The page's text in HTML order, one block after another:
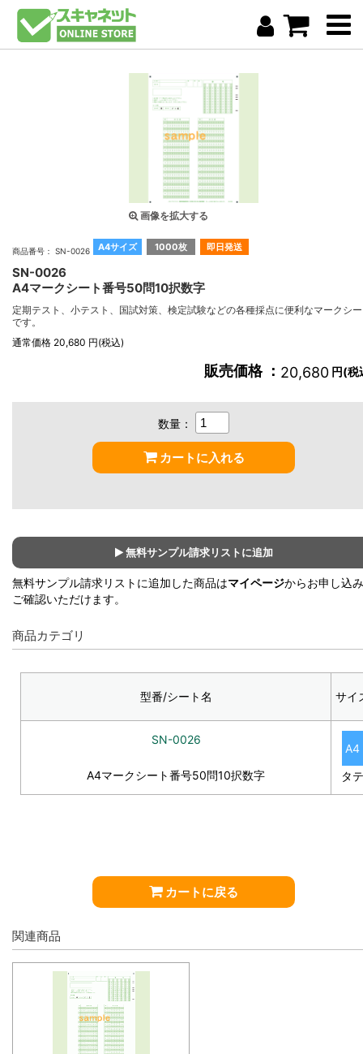
画像を拡大する
A4サイズ 1000枚 即日発送
商品番号： SN-0026
SN-0026
A4マークシート番号50問10択数字
定期テスト、小テスト、国試対策、検定試験などの各種採点に便利なマークシ
です。
通常価格 20,680 円(税込)
販売価格 ： 20,680 円(税
数量：
カートに入れる
無料サンプル請求リストに追加
無料サンプル請求リストに追加した商品はマイページからお申し込
ご確認いただけます。
商品カテゴリ
型番/シート名 サイ
SN-0026
A4マークシート番号50問10択数字
A4
タテ
カートに戻る
関連商品